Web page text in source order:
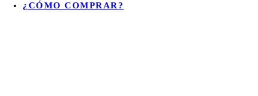
¿CÓMO COMPRAR?